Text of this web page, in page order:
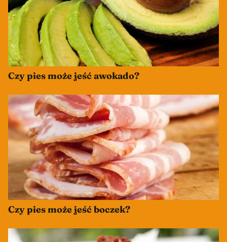
Czy pies może jeść awokado?
Czy pies może jeść boczek?